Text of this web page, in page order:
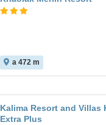
a 472 m
Kalima Resort and Villas
Extra Plus